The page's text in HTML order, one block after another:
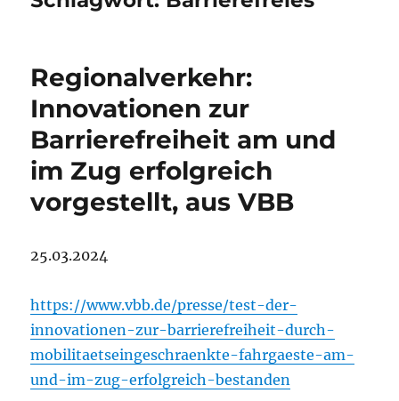
Regionalverkehr:
Innovationen zur
Barrierefreiheit am und
im Zug erfolgreich
vorgestellt, aus VBB
25.03.2024
https://www.vbb.de/presse/test-der-
innovationen-zur-barrierefreiheit-durch-
mobilitaetseingeschraenkte-fahrgaeste-am-
und-im-zug-erfolgreich-bestanden